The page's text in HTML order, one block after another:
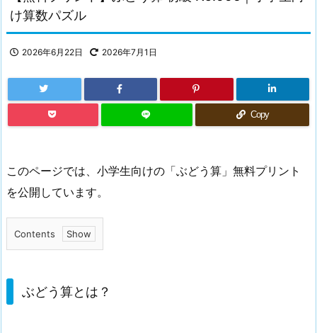
け算数パズル
2026年6月22日 2026年7月1日
Copy
このページでは、小学生向けの「ぶどう算」無料プリント
を公開しています。
Contents
1.
ど
ぶどう算とは？